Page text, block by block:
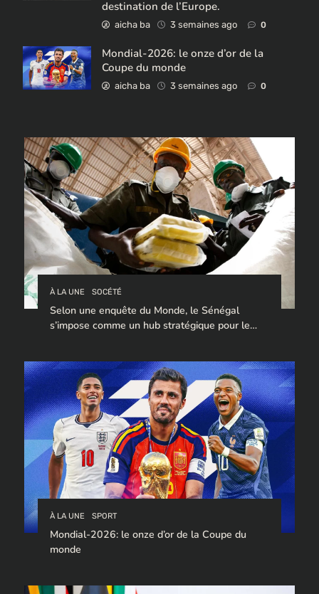
destination de l’Europe.
aicha ba 3 semaines ago 0
Mondial-2026: le onze d’or de la
Coupe du monde
aicha ba 3 semaines ago 0
À LA UNE SOCÉTÉ
Selon une enquête du Monde, le Sénégal
s’impose comme un hub stratégique pour le
À LA UNE SPORT
Mondial-2026: le onze d’or de la Coupe du
monde